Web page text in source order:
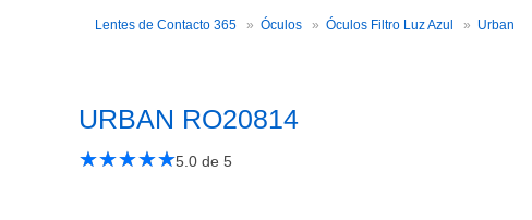
Lentes de Contacto 365 Óculos Óculos Filtro Luz Azul Urban
URBAN RO20814
★★★★★
☆☆☆☆☆5.0 de 5